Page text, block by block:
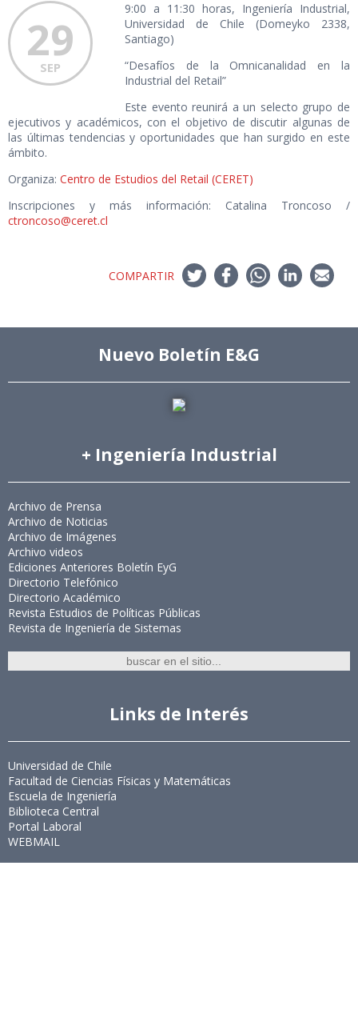
29
SEP
9:00 a 11:30 horas, Ingeniería Industrial,
Universidad de Chile (Domeyko 2338,
Santiago)
“Desafíos de la Omnicanalidad en la
Industrial del Retail”
Este evento reunirá a un selecto grupo de
ejecutivos y académicos, con el objetivo de discutir algunas de
las últimas tendencias y oportunidades que han surgido en este
ámbito.
Organiza: Centro de Estudios del Retail (CERET)
Inscripciones y más información: Catalina Troncoso /
ctroncoso@ceret.cl
COMPARTIR
Nuevo Boletín E&G
+ Ingeniería Industrial
Archivo de Prensa
Archivo de Noticias
Archivo de Imágenes
Archivo videos
Ediciones Anteriores Boletín EyG
Directorio Telefónico
Directorio Académico
Revista Estudios de Políticas Públicas
Revista de Ingeniería de Sistemas
Links de Interés
Universidad de Chile
Facultad de Ciencias Físicas y Matemáticas
Escuela de Ingeniería
Biblioteca Central
Portal Laboral
WEBMAIL